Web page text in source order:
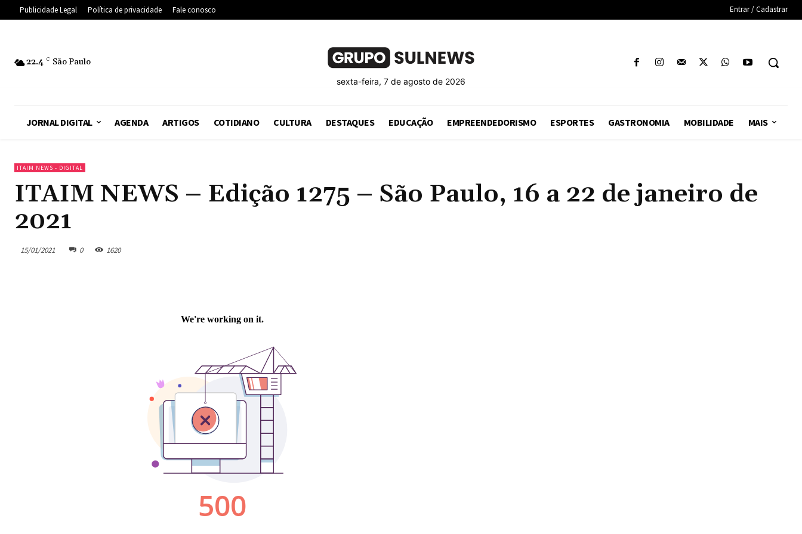
Publicidade Legal Política de privacidade Fale conosco Entrar / Cadastrar
22.4 C São Paulo
sexta-feira, 7 de agosto de 2026
JORNAL DIGITAL AGENDA ARTIGOS COTIDIANO CULTURA DESTAQUES EDUCAÇÃO EMPREENDEDORISMO ESPORTES GASTRONOMIA MOBILIDADE MAIS
ITAIM NEWS - DIGITAL
ITAIM NEWS – Edição 1275 – São Paulo, 16 a 22 de janeiro de
2021
15/01/2021 0 1620